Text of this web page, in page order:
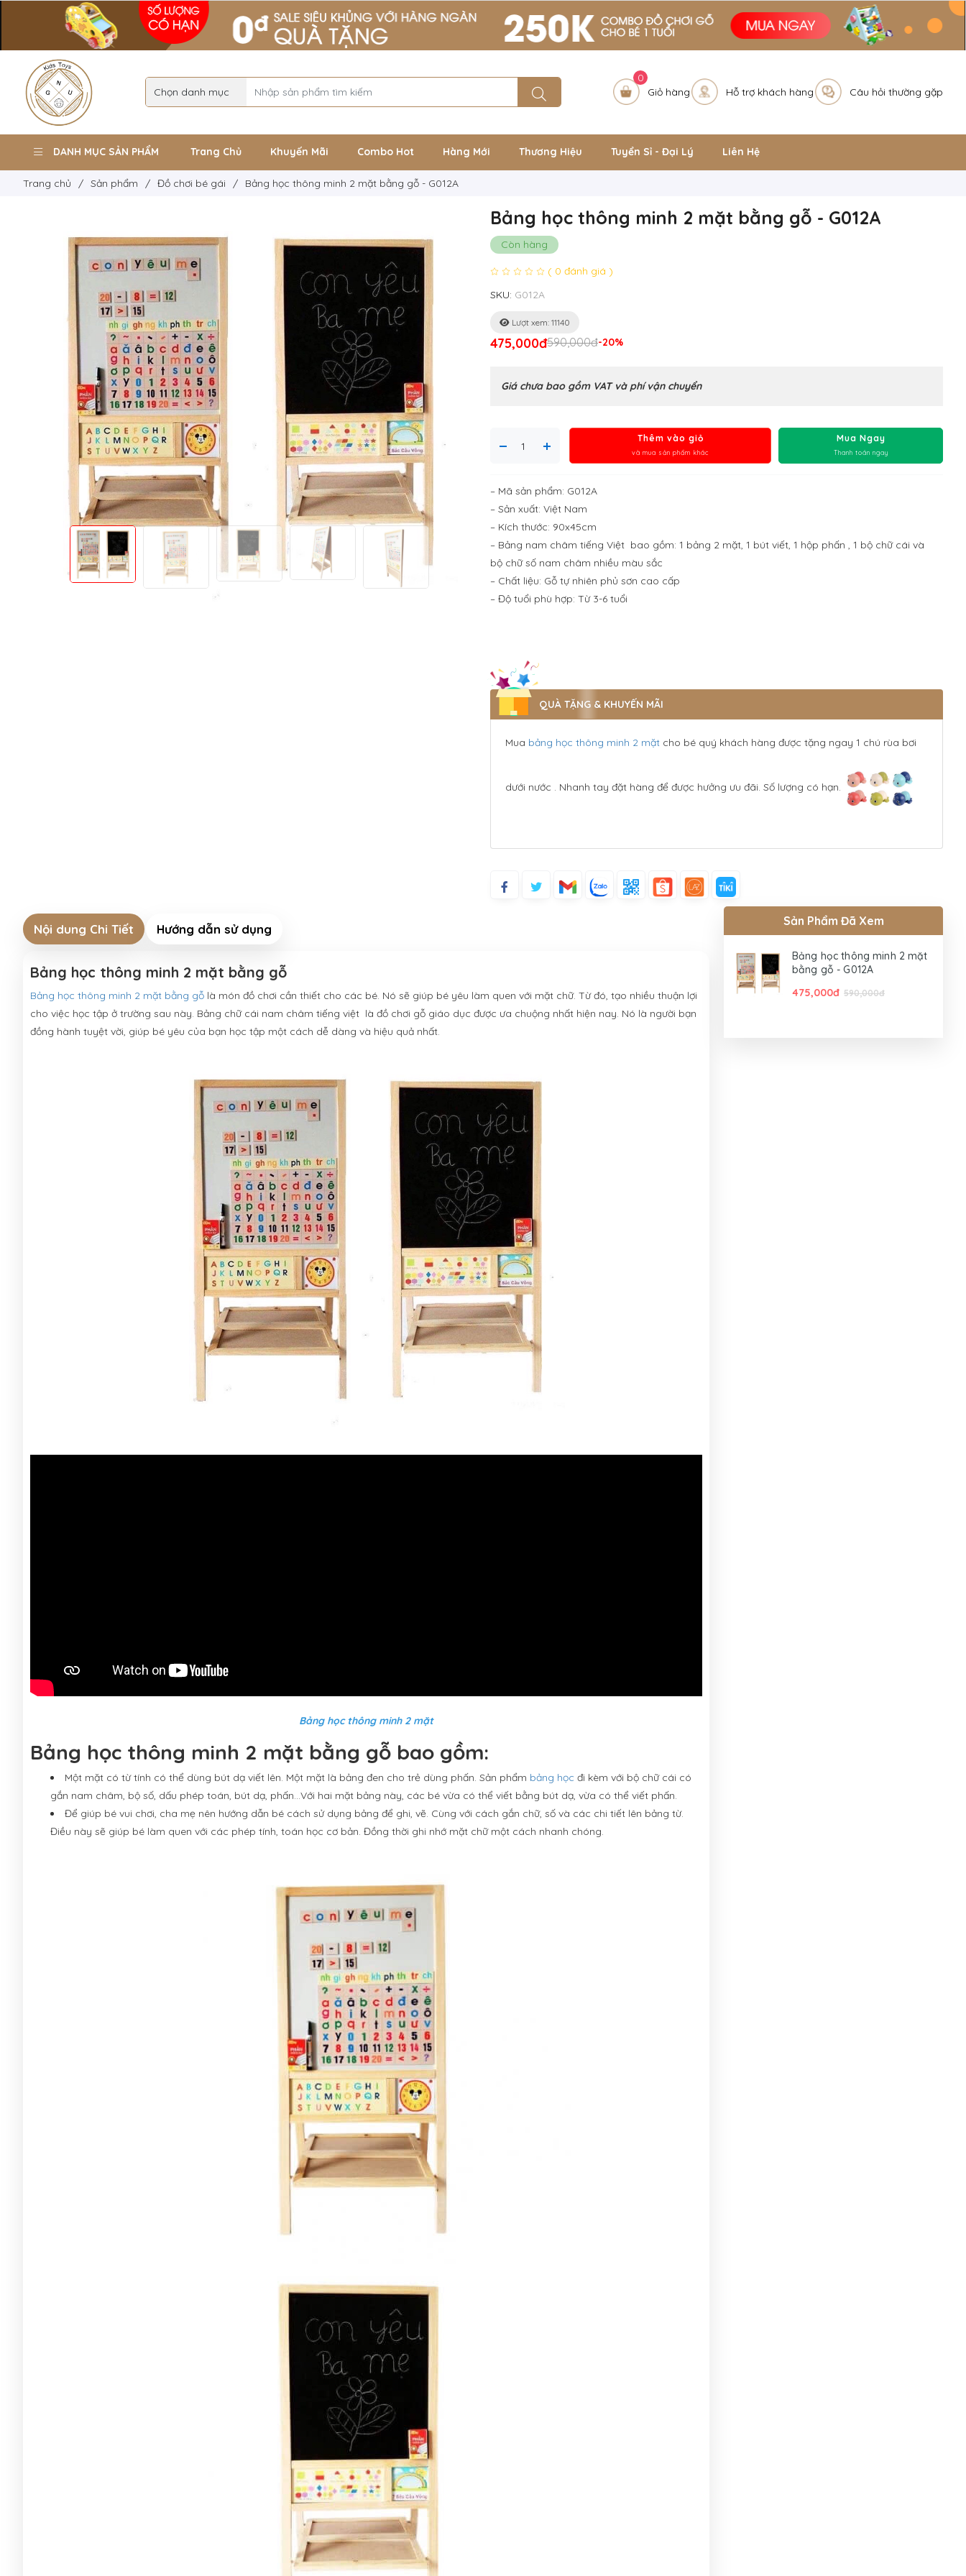
0
Giỏ hàng
Hỗ trợ khách hàng Câu hỏi thường gặp
DANH MỤC SẢN PHẨM Trang Chủ Khuyến Mãi Combo Hot Hàng Mới Thương Hiệu Tuyển Sỉ - Đại Lý Liên Hệ
Trang chủ / Sản phẩm / Đồ chơi bé gái / Bảng học thông minh 2 mặt bằng gỗ - G012A
Bảng học thông minh 2 mặt bằng gỗ - G012A
Còn hàng
( 0 đánh giá )
SKU: G012A
Lượt xem: 11140
475,000đ590,000đ-20%
Giá chưa bao gồm VAT và phí vận chuyển
Thêm vào giỏ
và mua sản phẩm khác
Mua Ngay
Thanh toán ngay
– Mã sản phẩm: G012A
– Sản xuất: Việt Nam
– Kích thước: 90x45cm
– Bảng nam châm tiếng Việt bao gồm: 1 bảng 2 mặt, 1 bút viết, 1 hộp phấn , 1 bộ chữ cái và
bộ chữ số nam châm nhiều màu sắc
– Chất liệu: Gỗ tự nhiên phủ sơn cao cấp
– Độ tuổi phù hợp: Từ 3-6 tuổi
QUÀ TẶNG & KHUYẾN MÃI
Mua bảng học thông minh 2 mặt cho bé quý khách hàng được tặng ngay 1 chú rùa bơi
dưới nước . Nhanh tay đặt hàng để được hưởng ưu đãi. Số lượng có hạn.
Nội dung Chi Tiết Hướng dẫn sử dụng
Bảng học thông minh 2 mặt bằng gỗ
Bảng học thông minh 2 mặt bằng gỗ là món đồ chơi cần thiết cho các bé. Nó sẽ giúp bé yêu làm quen với mặt chữ. Từ đó, tạo nhiều thuận lợi
cho việc học tập ở trường sau này. Bảng chữ cái nam châm tiếng việt là đồ chơi gỗ giáo dục được ưa chuộng nhất hiện nay. Nó là người bạn
đồng hành tuyệt vời, giúp bé yêu của bạn học tập một cách dễ dàng và hiệu quả nhất.
Bảng học thông minh 2 mặt
Bảng học thông minh 2 mặt bằng gỗ bao gồm:
Một mặt có từ tính có thể dùng bút dạ viết lên. Một mặt là bảng đen cho trẻ dùng phấn. Sản phẩm bảng học đi kèm với bộ chữ cái có
gắn nam châm, bộ số, dấu phép toán, bút dạ, phấn…Với hai mặt bảng này, các bé vừa có thể viết bằng bút dạ, vừa có thể viết phấn.
Để giúp bé vui chơi, cha mẹ nên hướng dẫn bé cách sử dụng bảng để ghi, vẽ. Cùng với cách gắn chữ, số và các chi tiết lên bảng từ.
Điều này sẽ giúp bé làm quen với các phép tính, toán học cơ bản. Đồng thời ghi nhớ mặt chữ một cách nhanh chóng.
Sản Phẩm Đã Xem
Bảng học thông minh 2 mặt
bằng gỗ - G012A
475,000đ 590,000đ